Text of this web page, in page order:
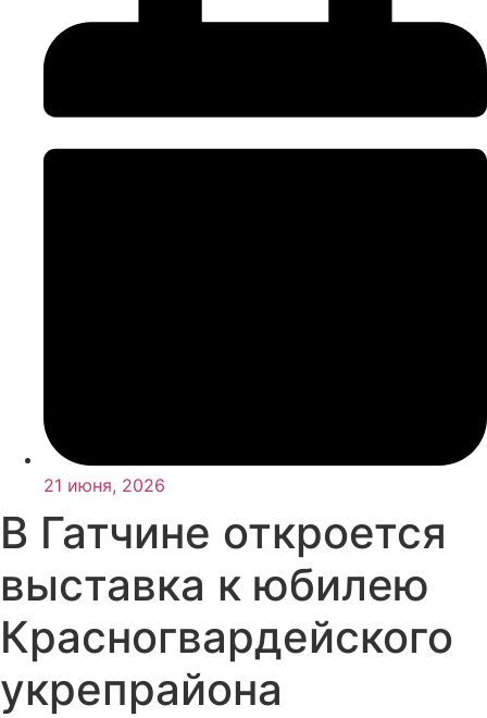
21 июня, 2026
В Гатчине откроется
выставка к юбилею
Красногвардейского
укрепрайона